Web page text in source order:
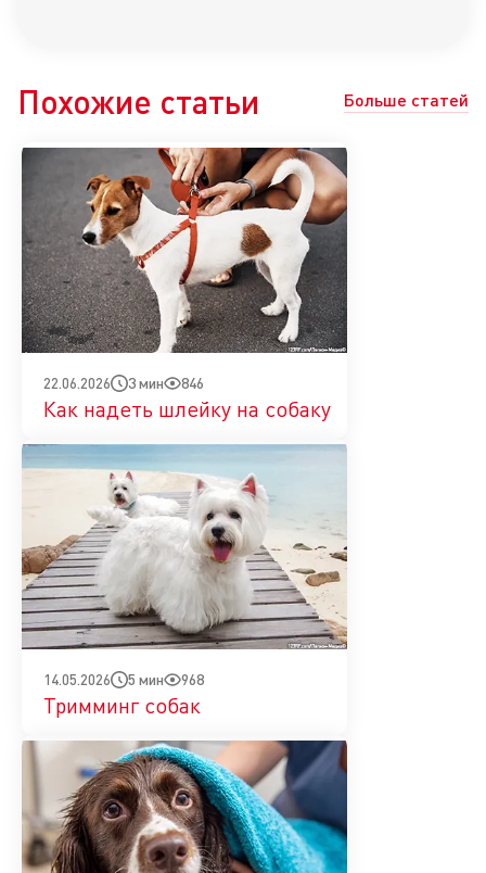
Похожие статьи Больше статей
22.06.2026 3 мин 846
Как надеть шлейку на собаку
14.05.2026 5 мин 968
Тримминг собак